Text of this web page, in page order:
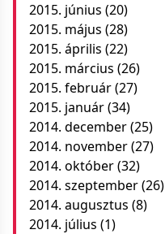
2015. június (20)
2015. május (28)
2015. április (22)
2015. március (26)
2015. február(27)
2015. január(34)
2014. december(25)
2014. november(27)
2014. október(32)
2014. szeptember(26)
2014. augusztus (8)
2014. július (1)